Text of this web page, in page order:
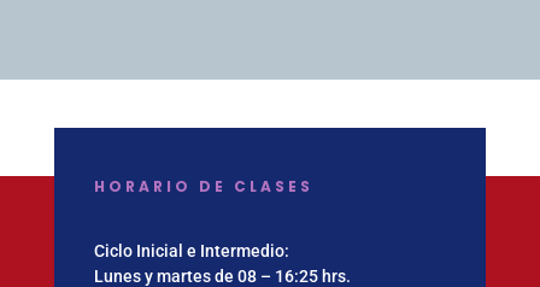
HORARIO DE CLASES
Ciclo Inicial e Intermedio:
Lunes y martes de 08 – 16:25 hrs.